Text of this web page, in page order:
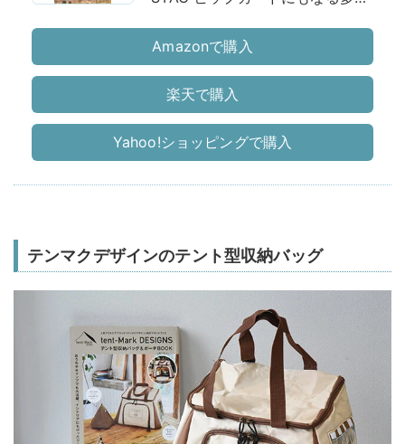
Amazonで購入
楽天で購入
Yahoo!ショッピングで購入
テンマクデザインのテント型収納バッグ